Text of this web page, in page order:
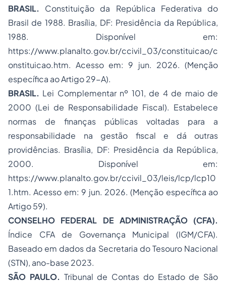
BRASIL.
Constituição da República Federativa do
Brasil de 1988. Brasília, DF: Presidência da República,
1988. Disponível em:
https://www.planalto.gov.br/ccivil_03/constituicao/c
onstituicao.htm. Acesso em: 9 jun. 2026. (Menção
específica ao Artigo 29-A).
BRASIL. Lei Complementar nº 101, de 4 de maio de
2000 (Lei de Responsabilidade Fiscal). Estabelece
normas de finanças públicas voltadas para a
responsabilidade na gestão fiscal e dá outras
providências. Brasília, DF: Presidência da República,
2000. Disponível em:
https://www.planalto.gov.br/ccivil_03/leis/lcp/lcp10
1.htm. Acesso em: 9 jun. 2026. (Menção específica ao
Artigo 59).
CONSELHO FEDERAL DE ADMINISTRAÇÃO (CFA).
Índice CFA de Governança Municipal (IGM/CFA).
Baseado em dados da Secretaria do Tesouro Nacional
(STN), ano-base 2023.
SÃO PAULO. Tribunal de Contas do Estado de São